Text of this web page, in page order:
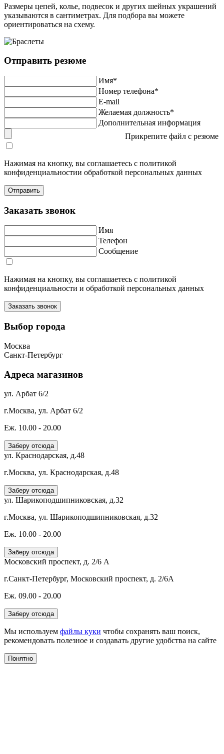
Размеры цепей, колье, подвесок и других шейных украшений
указываются в сантиметрах. Для подбора вы можете
ориентироваться на схему.
Отправить резюме
Имя*
Номер телефона*
E-mail
Желаемая должность*
Дополнительная информация
Прикрепите файл с резюме
Нажимая на кнопку, вы соглашаетесь с политикой
конфиденциальностии обработкой персональных данных
Заказать звонок
Имя
Телефон
Сообщение
Нажимая на кнопку, вы соглашаетесь с политикой
конфиденциальности и обработкой персональных данных
Выбор города
Москва
Санкт-Петербург
Адреса магазинов
ул. Арбат 6/2
г.Москва, ул. Арбат 6/2
Еж. 10.00 - 20.00
Заберу отсюда
ул. Краснодарская, д.48
г.Москва, ул. Краснодарская, д.48
Заберу отсюда
ул. Шарикоподшипниковская, д.32
г.Москва, ул. Шарикоподшипниковская, д.32
Еж. 10.00 - 20.00
Заберу отсюда
Московский проспект, д. 2/6 А
г.Санкт-Петербург, Московский проспект, д. 2/6А
Еж. 09.00 - 20.00
Заберу отсюда
Мы используем файлы куки чтобы сохранять ваш поиск,
рекомендовать полезное и создавать другие удобства на сайте
Понятно